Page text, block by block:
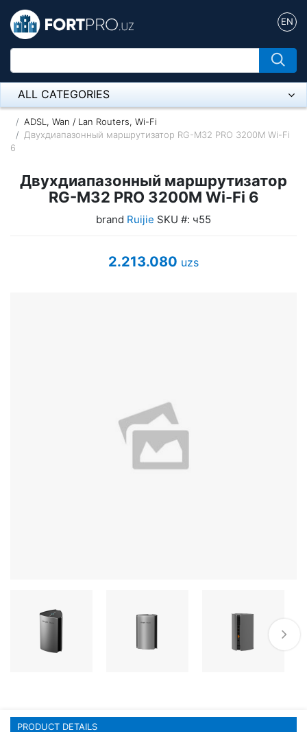
EN
ALL CATEGORIES
Микрофон
Напольные розетки
Оборудование Mikrotik
ADSL, Wan / Lan Routers, Wi-Fi
PC components
ADSL, Wan / Lan Routers, Wi-Fi
Двухдиапазонный маршрутизатор RG-M32 PRO 3200M Wi-Fi
6
Двухдиапазонный маршрутизатор
RG-M32 PRO 3200M Wi-Fi 6
brand Ruijie SKU #: ч55
2.213.080 uzs
PRODUCT DETAILS